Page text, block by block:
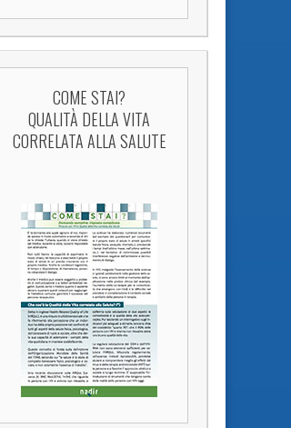
COME STAI?
QUALITÀ DELLA VITA
CORRELATA ALLA SALUTE